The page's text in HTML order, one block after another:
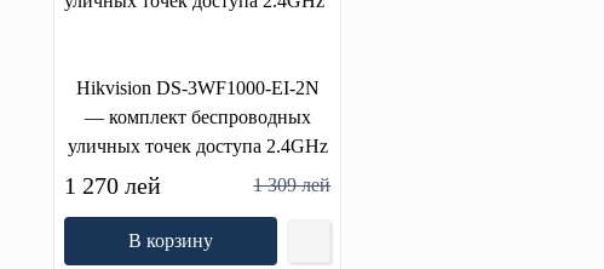
Hikvision DS-3WF1000-EI-2N
— комплект беспроводных
уличных точек доступа 2.4GHz
1 270 лей 1 309 лей
В корзину